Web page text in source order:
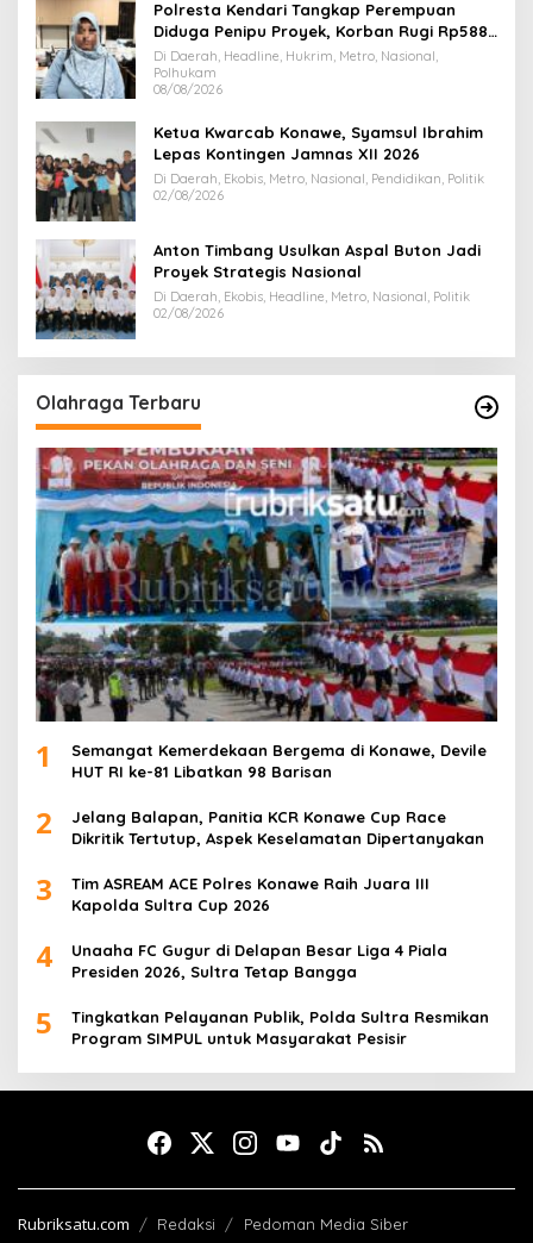
Polresta Kendari Tangkap Perempuan
Diduga Penipu Proyek, Korban Rugi Rp588,1
Juta
Di Daerah, Headline, Hukrim, Metro, Nasional,
Polhukam
08/08/2026
Ketua Kwarcab Konawe, Syamsul Ibrahim
Lepas Kontingen Jamnas XII 2026
Di Daerah, Ekobis, Metro, Nasional, Pendidikan, Politik
02/08/2026
Anton Timbang Usulkan Aspal Buton Jadi
Proyek Strategis Nasional
Di Daerah, Ekobis, Headline, Metro, Nasional, Politik
02/08/2026
Olahraga Terbaru
1
Semangat Kemerdekaan Bergema di Konawe, Devile
HUT RI ke-81 Libatkan 98 Barisan
2
Jelang Balapan, Panitia KCR Konawe Cup Race
Dikritik Tertutup, Aspek Keselamatan Dipertanyakan
3
Tim ASREAM ACE Polres Konawe Raih Juara III
Kapolda Sultra Cup 2026
4
Unaaha FC Gugur di Delapan Besar Liga 4 Piala
Presiden 2026, Sultra Tetap Bangga
5
Tingkatkan Pelayanan Publik, Polda Sultra Resmikan
Program SIMPUL untuk Masyarakat Pesisir
Rubriksatu.com Redaksi Pedoman Media Siber